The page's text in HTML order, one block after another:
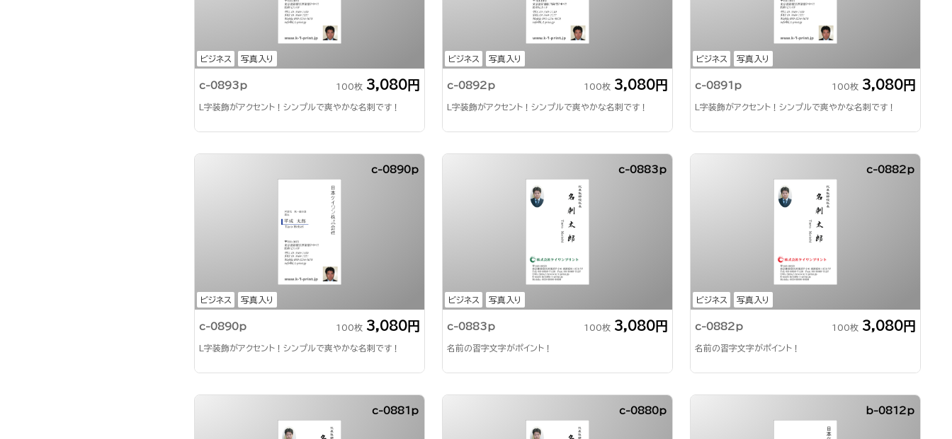
ビジネス 写真入り
c-0893p 100枚 3,080円
L字装飾がアクセント！シンプルで爽やかな名刺です！
ビジネス 写真入り
c-0892p 100枚 3,080円
L字装飾がアクセント！シンプルで爽やかな名刺です！
ビジネス 写真入り
c-0891p 100枚 3,080円
L字装飾がアクセント！シンプルで爽やかな名刺です！
ビジネス 写真入り
c-0890p
c-0890p 100枚 3,080円
L字装飾がアクセント！シンプルで爽やかな名刺です！
ビジネス 写真入り
c-0883p
c-0883p 100枚 3,080円
名前の習字文字がポイント！
ビジネス 写真入り
c-0882p
c-0882p 100枚 3,080円
名前の習字文字がポイント！
c-0881p c-0880p b-0812p